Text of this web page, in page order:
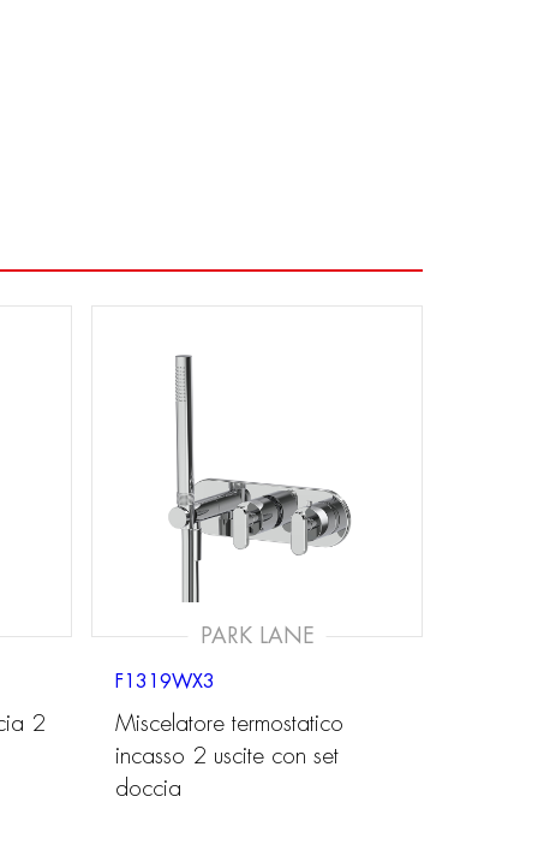
2
PARK LANE
F1319WX3
Miscelatore termostatico
incasso 2 uscite con set
doccia